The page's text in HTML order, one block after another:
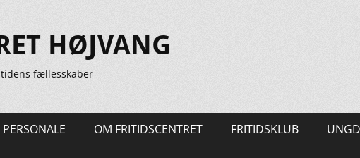
HØJVANG
fællesskaber
PERSONALE OM FRITIDSCENTRET FRITIDSKLUB